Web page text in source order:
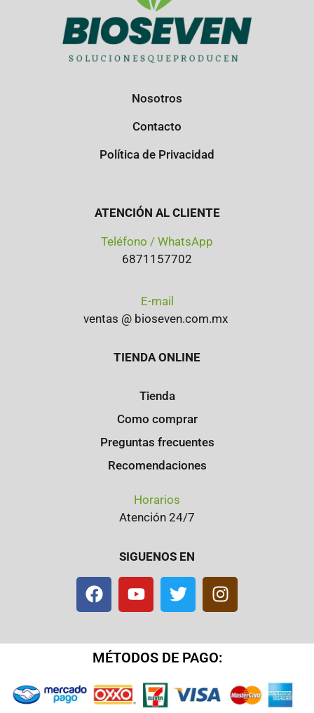
Nosotros
Contacto
Política de Privacidad
ATENCIÓN AL CLIENTE
Teléfono / WhatsApp
6871157702
E-mail
ventas @ bioseven.com.mx
TIENDA ONLINE
Tienda
Como comprar
Preguntas frecuentes
Recomendaciones
Horarios
Atención 24/7
SIGUENOS EN
MÉTODOS DE PAGO: